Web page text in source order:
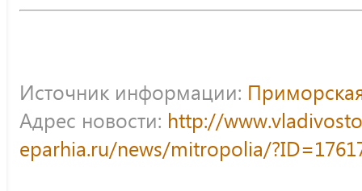
Источник информации:
Адрес новости: http://
eparhia.ru/news/mitropolia/